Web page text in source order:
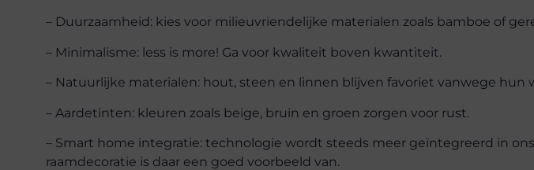
– Duurzaamheid: kies voor milieuvriendelijke materialen zoals bamboe of
– Minimalisme: less is more! Ga voor kwaliteit boven kwantiteit.
– Natuurlijke materialen: hout, steen en linnen blijven favoriet vanwege hun
– Aardetinten: kleuren zoals beige, bruin en groen zorgen voor rust.
– Smart home integratie: technologie wordt steeds meer geïntegreerd in
raamdecoratie is daar een goed voorbeeld van.